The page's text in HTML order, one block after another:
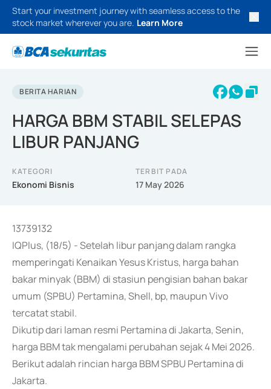
Start your investment journey with seamless access to the
stock market wherever you are. Learn More
BERITA HARIAN
HARGA BBM STABIL SELEPAS
LIBUR PANJANG
KATEGORI
Ekonomi Bisnis
TERBIT PADA
17 May 2026
13739132
IQPlus, (18/5) - Setelah libur panjang dalam rangka
memperingati Kenaikan Yesus Kristus, harga bahan
bakar minyak (BBM) di stasiun pengisian bahan bakar
umum (SPBU) Pertamina, Shell, bp, maupun Vivo
tercatat stabil.
Dikutip dari laman resmi Pertamina di Jakarta, Senin,
harga BBM tak mengalami perubahan sejak 4 Mei 2026.
Berikut adalah rincian harga BBM SPBU Pertamina di
Jakarta.